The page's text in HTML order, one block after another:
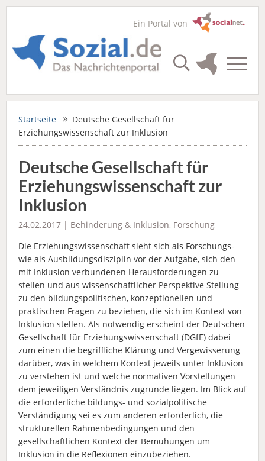
Ein Portal von
Startseite
Deutsche Gesellschaft für
Erziehungswissenschaft zur Inklusion
Deutsche Gesellschaft für
Erziehungswissenschaft zur
Inklusion
24.02.2017 | Behinderung & Inklusion, Forschung
Die Erziehungswissenschaft sieht sich als Forschungs-
wie als Ausbildungsdisziplin vor der Aufgabe, sich den
mit Inklusion verbundenen Herausforderungen zu
stellen und aus wissenschaftlicher Perspektive Stellung
zu den bildungspolitischen, konzeptionellen und
praktischen Fragen zu beziehen, die sich im Kontext von
Inklusion stellen. Als notwendig erscheint der Deutschen
Gesellschaft für Erziehungswissenschaft (DGfE) dabei
zum einen die begriffliche Klärung und Vergewisserung
darüber, was in welchem Kontext jeweils unter Inklusion
zu verstehen ist und welche normativen Vorstellungen
dem jeweiligen Verständnis zugrunde liegen. Im Blick auf
die erforderliche bildungs- und sozialpolitische
Verständigung sei es zum anderen erforderlich, die
strukturellen Rahmenbedingungen und den
gesellschaftlichen Kontext der Bemühungen um
Inklusion in die Reflexionen einzubeziehen.